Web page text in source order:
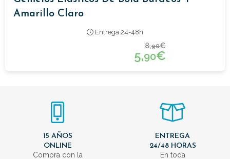
Amarillo Claro
Entrega 24-48h
8,90€
5,90€
15 AÑOS
ONLINE
Compra con la
ENTREGA
24/48 HORAS
En toda